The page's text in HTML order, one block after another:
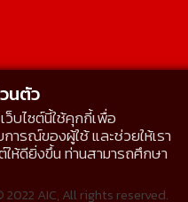
2022 AIC, All rights reserved.
นตัว
บไซต์นี้ใช้คุกกี้เพื่อ
ารณ์ของผู้ใช้ และช่วยให้เรา
ดียิ่งขึ้น ท่านสามารถศึกษา